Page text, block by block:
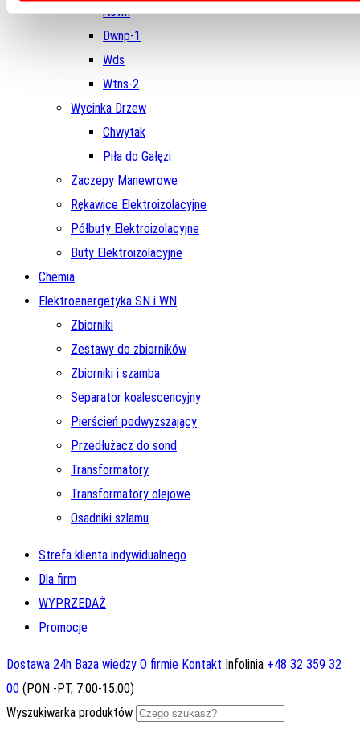
Aown
Dwnp-1
Wds
Wtns-2
Wycinka Drzew
Chwytak
Piła do Gałęzi
Zaczepy Manewrowe
Rękawice Elektroizolacyjne
Półbuty Elektroizolacyjne
Buty Elektroizolacyjne
Chemia
Elektroenergetyka SN i WN
Zbiorniki
Zestawy do zbiorników
Zbiorniki i szamba
Separator koalescencyjny
Pierścień podwyższający
Przedłużacz do sond
Transformatory
Transformatory olejowe
Osadniki szlamu
Strefa klienta indywidualnego
Dla firm
WYPRZEDAŻ
Promocje
Dostawa 24h Baza wiedzy O firmie Kontakt Infolinia +48 32 359 32
00 (PON -PT, 7:00-15:00)
Wyszukiwarka produktów